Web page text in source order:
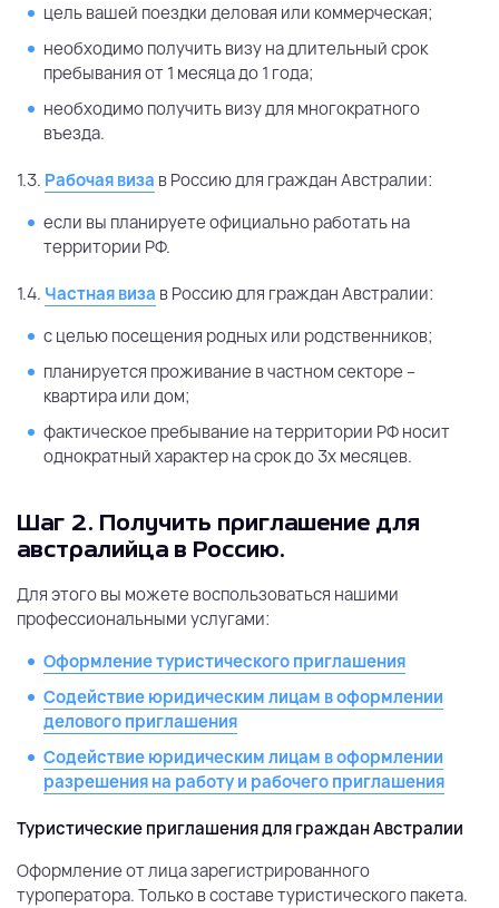
цель вашей поездки деловая или коммерческая;
необходимо получить визу на длительный срок
пребывания от 1 месяца до 1 года;
необходимо получить визу для многократного
въезда.
1.3. Рабочая виза в Россию для граждан Австралии:
если вы планируете официально работать на
территории РФ.
1.4. Частная виза в Россию для граждан Австралии:
с целью посещения родных или родственников;
планируется проживание в частном секторе –
квартира или дом;
фактическое пребывание на территории РФ носит
однократный характер на срок до 3х месяцев.
Шаг 2. Получить приглашение для
австралийца в Россию.
Для этого вы можете воспользоваться нашими
профессиональными услугами:
Оформление туристического приглашения
Содействие юридическим лицам в оформлении
делового приглашения
Содействие юридическим лицам в оформлении
разрешения на работу и рабочего приглашения
Туристические приглашения для граждан Австралии
Оформление от лица зарегистрированного
туроператора. Только в составе туристического пакета.